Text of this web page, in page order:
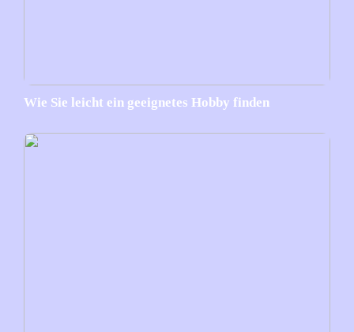
Wie Sie leicht ein geeignetes Hobby finden